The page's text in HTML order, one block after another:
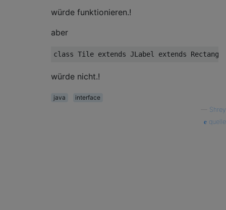
würde funktionieren.!
aber
class Tile extends JLabel extends
würde nicht.!
java
interface
Shrey
quelle